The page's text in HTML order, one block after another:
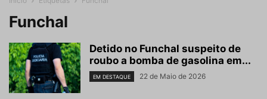
Funchal
Detido no Funchal suspeito de
roubo a bomba de gasolina em...
EM DESTAQUE 22 de Maio de 2026